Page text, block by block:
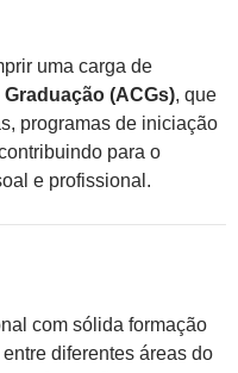
uma carga de
(ACGs), que
programas de iniciação
para o
e profissional.
com sólida formação
diferentes áreas do